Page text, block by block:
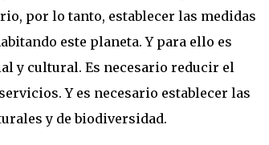
por lo tanto, establecer las medidas
este planeta. Y para ello es
y cultural. Es necesario reducir el
Y es necesario establecer las
y de biodiversidad.